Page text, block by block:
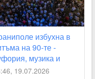
избухна в
на 90-те -
музика и
сърца в един
19.07.2026